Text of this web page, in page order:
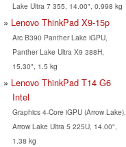
Lake Ultra 7 355, 14.00", 0.998 kg
Lenovo ThinkPad X9-15p
Arc B390 Panther Lake iGPU,
Panther Lake Ultra X9 388H,
15.30", 1.5 kg
Lenovo ThinkPad T14 G6
Intel
Graphics 4-Core iGPU (Arrow Lake),
Arrow Lake Ultra 5 225U, 14.00",
1.38 kg